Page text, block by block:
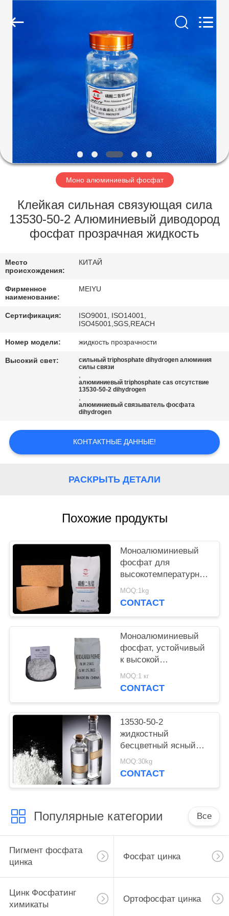
ВИДЕОЗАПИСИ
О
НАС
ЭКСКУРСИЯ
ПО
ЗАВОДУ
КОНТРОЛЬ
КАЧЕСТВА
СВЯЖИТЕСЬ
НАМИ
ЗАПРОСИТЕ
КАРТА
САЙТА
Rights
Reserved.
Моно алюминиевый фосфат
Клейкая сильная связующая сила
13530-50-2 Алюминиевый диводород
фосфат прозрачная жидкость
Место
происхождения:
КИТАЙ
Фирменное
наименование:
MEIYU
Сертификация:
ISO9001, ISO14001,
ISO45001,SGS,REACH
Номер модели: жидкость прозрачности
Высокий свет:
сильный triphosphate dihydrogen алюминия
силы связи
,
алюминиевый triphosphate cas отсутствие
13530-50-2 dihydrogen
,
алюминиевый связыватель фосфата
dihydrogen
КОНТАКТНЫЕ ДАННЫЕ!
РАСКРЫТЬ ДЕТАЛИ
Похожие продукты
Моноалюминиевый
фосфат для
высокотемпературной
стойкости
Алюминиевый
MOQ:1kg
CONTACT
Моноалюминиевый
фосфат, устойчивый
к высокой
температуре, для
цементированных
MOQ:1 кг
CONTACT
13530-50-2
жидкостный
бесцветный ясный
алюминиевый
Triphosphate
MOQ:30kg
CONTACT
Популярные категории Все
Пигмент фосфата
цинка
Фосфат цинка
Цинк Фосфатинг
химикаты
Ортофосфат цинка